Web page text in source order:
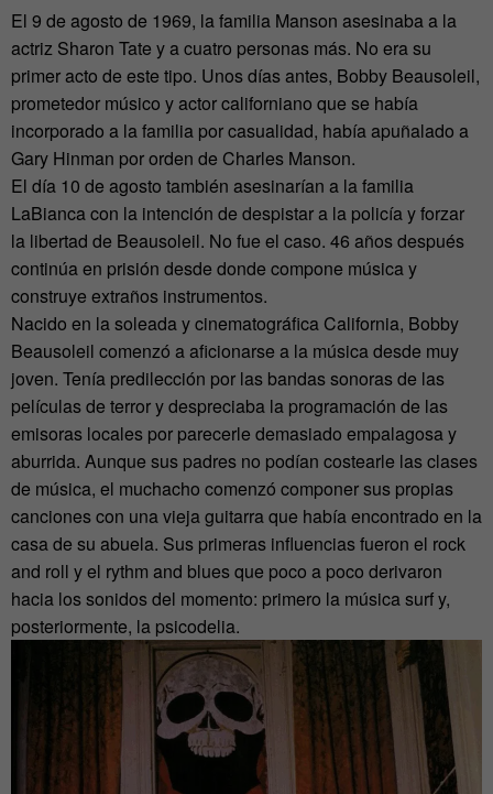
El 9 de agosto de 1969, la familia Manson asesinaba a la
actriz Sharon Tate y a cuatro personas más. No era su
primer acto de este tipo. Unos días antes, Bobby Beausoleil,
prometedor músico y actor californiano que se había
incorporado a la familia por casualidad, había apuñalado a
Gary Hinman por orden de Charles Manson.
El día 10 de agosto también asesinarían a la familia
LaBianca con la intención de despistar a la policía y forzar
la libertad de Beausoleil. No fue el caso. 46 años después
continúa en prisión desde donde compone música y
construye extraños instrumentos.
Nacido en la soleada y cinematográfica California, Bobby
Beausoleil comenzó a aficionarse a la música desde muy
joven. Tenía predilección por las bandas sonoras de las
películas de terror y despreciaba la programación de las
emisoras locales por parecerle demasiado empalagosa y
aburrida. Aunque sus padres no podían costearle las clases
de música, el muchacho comenzó componer sus propias
canciones con una vieja guitarra que había encontrado en la
casa de su abuela. Sus primeras influencias fueron el rock
and roll y el rythm and blues que poco a poco derivaron
hacia los sonidos del momento: primero la música surf y,
posteriormente, la psicodelia.